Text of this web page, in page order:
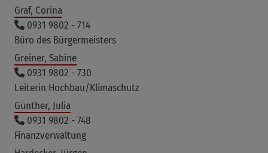
Graf, Corina
0931 9802 - 714
Büro des Bürgermeisters
Greiner, Sabine
0931 9802 - 730
Leiterin Hochbau/Klimaschutz
Günther, Julia
0931 9802 - 748
Finanzverwaltung